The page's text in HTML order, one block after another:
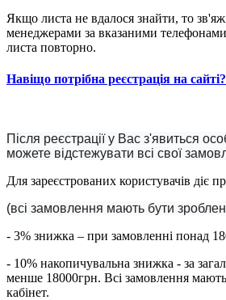
Якщо листа не вдалося знайти, то
менеджерами за вказаними
листа повторно.
Навіщо потрібна реєстрація на сайті?
Після реєстрації у Вас з'явиться
можете відстежувати всі свої
Для зареєстрованих користувачів діє
(всі замовлення мають бути
- 3% знижка – при замовленні понад
- 10% накопичувальна знижка - за
менше 18000грн. Всі замовлення мають
кабінет.